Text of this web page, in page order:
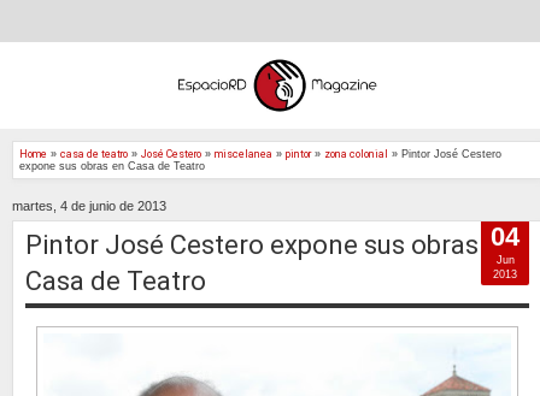
Home » casa de teatro » José Cestero » miscelanea » pintor» zona colonial » Pintor José Cestero
expone sus obras en Casa de Teatro
martes, 4 de junio de 2013
Pintor José Cestero expone sus obras en
Casa de Teatro
04
Jun
2013